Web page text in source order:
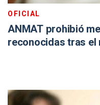
OFICIAL
ANMAT prohibió
reconocidas tras